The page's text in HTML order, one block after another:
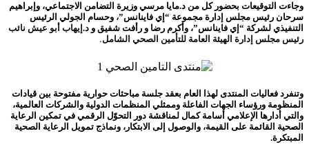
وجاءت التوقيعات بحضور كل من د.مايا مرسي وزيرة التضامن الاجتماعي، وإبراهيم
سرحان رئيس مجلس إدارة مجموعة “إي فاينانس”، وحسام الجولي الرئيس
التنفيذي لشركة “إي فاينانس”، وأكرم رضا و رأفت شفيق و د. إيهاب أبو عيش نائب
رئيس مجلس إدارة الهيئة العامة للتأمين الصحي الشامل.
وتنفرد فعاليات المنتدى لهذا العام بعقد جلسة مباحثات حوارية مفتوحة بين قيادات
المنظومة ورؤساء الجهات الفاعلة وممثلي المنظمات الدولية والشركات العالمية،
والتي أدارها الإعلامي أسامة كمال لمناقشة دور التحوّل الرقمي في تمكين الرعاية
الصحية القائمة على القيمة، والوصول إلى الابتكار، ونماذج تمويل الرعاية الصحية
المبتكرة.